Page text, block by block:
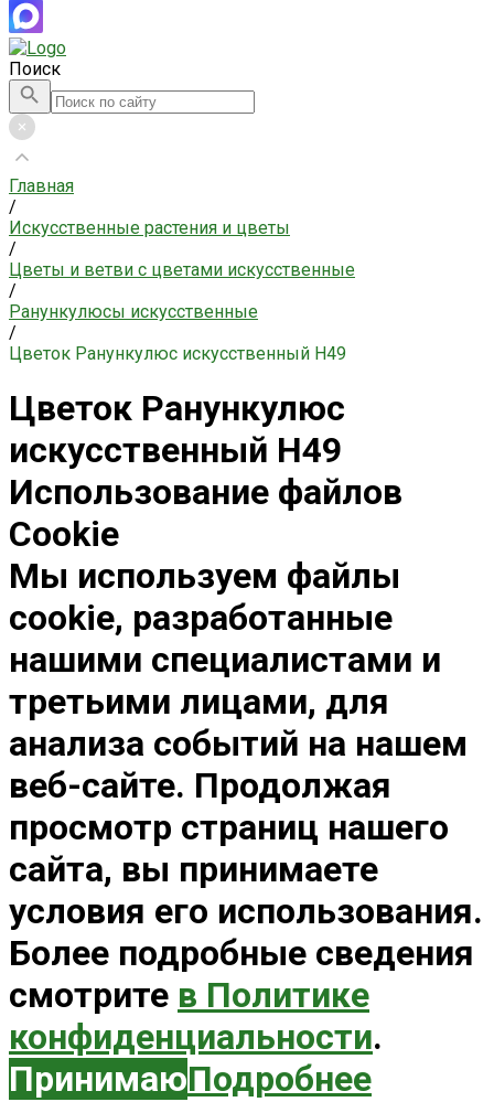
Поиск
Главная
/
Искусственные растения и цветы
/
Цветы и ветви с цветами искусственные
/
Ранункулюсы искусственные
/
Цветок Ранункулюс искусственный H49
Цветок Ранункулюс
искусственный H49
Использование файлов
Cookie
Мы используем файлы
cookie, разработанные
нашими специалистами и
третьими лицами, для
анализа событий на нашем
веб-сайте. Продолжая
просмотр страниц нашего
сайта, вы принимаете
условия его использования.
Более подробные сведения
смотрите в Политике
конфиденциальности.
ПринимаюПодробнее